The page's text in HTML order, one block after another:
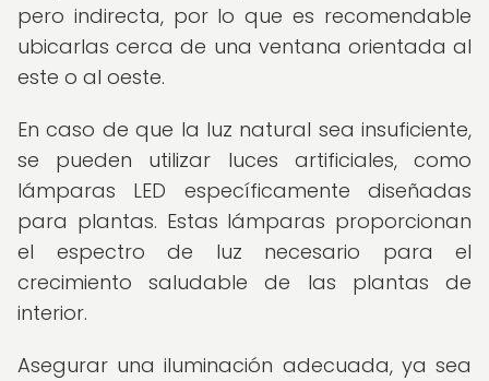
pero indirecta, por lo que es recomendable
ubicarlas cerca de una ventana orientada al
este o al oeste.
En caso de que la luz natural sea insuficiente,
se pueden utilizar luces artificiales, como
lámparas LED específicamente diseñadas
para plantas. Estas lámparas proporcionan
el espectro de luz necesario para el
crecimiento saludable de las plantas de
interior.
Asegurar una iluminación adecuada, ya sea